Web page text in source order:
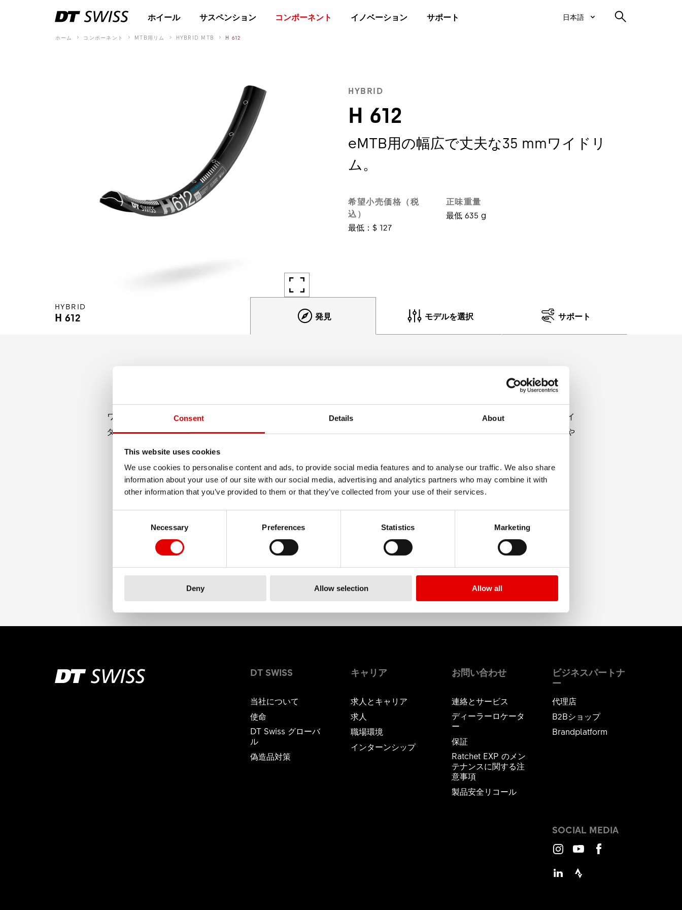
Consent Details About
This website uses cookies
We use cookies to personalise content and ads, to provide social media features and to analyse our traffic. We also share
information about your use of our site with our social media, advertising and analytics partners who may combine it with
other information that you’ve provided to them or that they’ve collected from your use of their services.
Necessary
Preferences Statistics Marketing
Deny Allow selection Allow all
ホイール サスペンション コンポーネント イノベーション サポート 日本語
ホーム コンポーネント MTB用リム HYBRID MTB H 612
HYBRID
H 612
eMTB用の幅広で丈夫な35 mmワイドリ
ム。
希望小売価格（税
込）
最低：$ 127
正味重量
最低 635 g
HYBRID
H 612 発見 モデルを選択 サポート
ワークショップにかける時間を減らし、 できるだけ多くライディングを楽しみたいという、 プラスサイズタイヤを愛用するライ
ダーに最適なリム。 内幅35mmのH 612は、 最新のプラスサイズタイヤすべてに対応しており、 負担がかかることなく、 次にや
ってくる上り坂のためにより多くのエネルギーを温存することができます 。
材料
DT SWISS
当社について
使命
DT Swiss グローバ
ル
偽造品対策
キャリア
求人とキャリア
求人
職場環境
インターンシップ
お問い合わせ
連絡とサービス
ディーラーロケータ
ー
保証
Ratchet EXP のメン
テナンスに関する注
意事項
製品安全リコール
ビジネスパートナ
ー
代理店
B2Bショップ
Brandplatform
SOCIAL MEDIA